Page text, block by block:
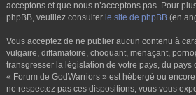
acceptons et que nous n’acceptons pas. Pour
phpBB, veuillez consulter le site de phpBB (en
Vous acceptez de ne publier aucun contenu à
vulgaire, diffamatoire, choquant, menaçant,
transgresser la législation de votre pays, du pays
« Forum de GodWarriors » est hébergé ou
ne respectez pas ces dispositions, vous vous